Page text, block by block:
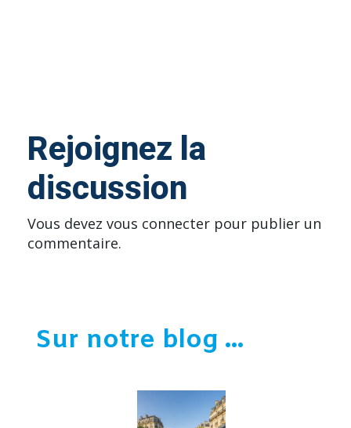
Rejoignez la
discussion
Vous devez vous connecter pour publier un
commentaire.
Sur notre blog ...